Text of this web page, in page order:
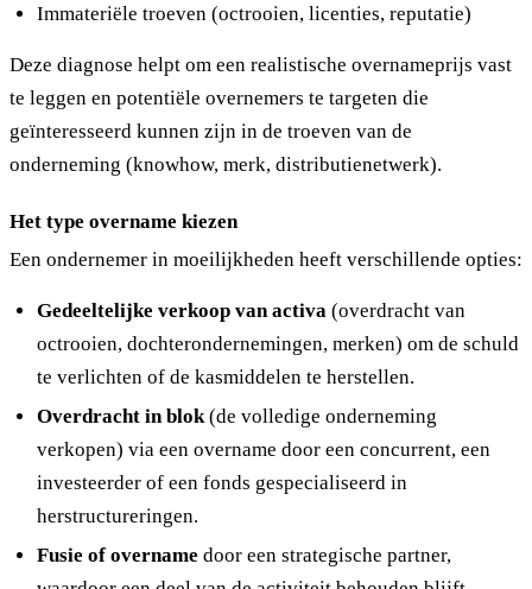
Immateriële troeven (octrooien, licenties, reputatie)
Deze diagnose helpt om een realistische overnameprijs vast
te leggen en potentiële overnemers te targeten die
geïnteresseerd kunnen zijn in de troeven van de
onderneming (knowhow, merk, distributienetwerk).
Het type overname kiezen
Een ondernemer in moeilijkheden heeft verschillende opties:
Gedeeltelijke verkoop van activa(overdracht van
octrooien, dochterondernemingen, merken) om de schuld
te verlichten of de kasmiddelen te herstellen.
Overdracht in blok(de volledige onderneming
verkopen) via een overname door een concurrent, een
investeerder of een fonds gespecialiseerd in
herstructureringen.
Fusie of overname door een strategische partner,